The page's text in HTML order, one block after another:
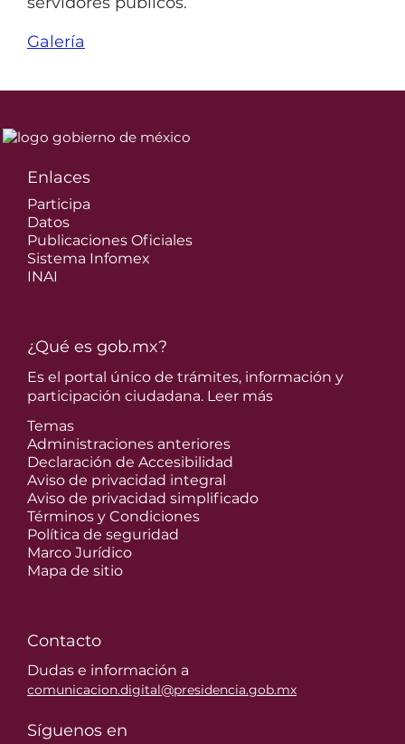
Galería
Enlaces
Participa
Datos
Publicaciones Oficiales
Sistema Infomex
INAI
¿Qué es gob.mx?
Es el portal único de trámites, información y
participación ciudadana. Leer más
Temas
Administraciones anteriores
Declaración de Accesibilidad
Aviso de privacidad integral
Aviso de privacidad simplificado
Términos y Condiciones
Política de seguridad
Marco Jurídico
Mapa de sitio
Contacto
Dudas e información a
comunicacion.digital@presidencia.gob.mx
Síguenos en